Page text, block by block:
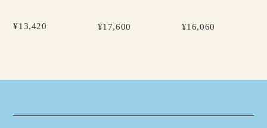
¥13,420 ¥17,600 ¥16,060